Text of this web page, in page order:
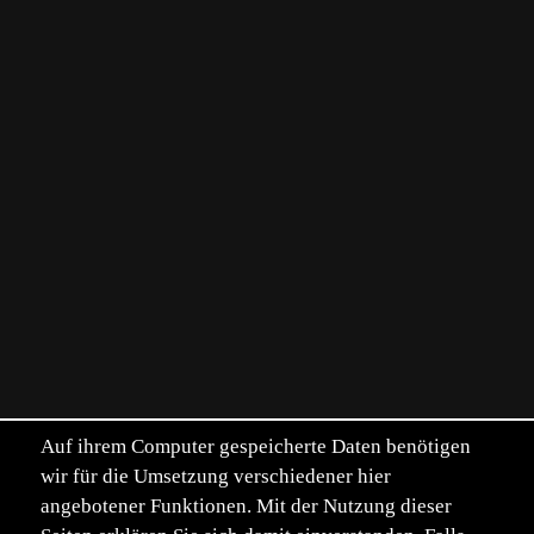
Auf ihrem Computer gespeicherte Daten benötigen
wir für die Umsetzung verschiedener hier
angebotener Funktionen. Mit der Nutzung dieser